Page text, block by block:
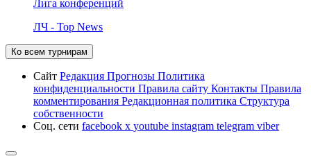
Лига конференций
ЛЧ - Top News
Ко всем турнирам
Сайт Редакция Прогнозы Политика
конфиденциальности Правила сайту Контакты Правила
комментирования Редакционная политика Структура
собственности
Соц. сети facebook x youtube instagram telegram viber